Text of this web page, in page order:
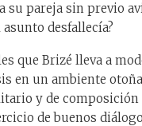
su pareja sin previo
desfallecía?
que Brizé lleva a
en un ambiente
y de composición
de buenos